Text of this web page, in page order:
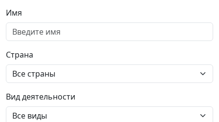
Имя
Страна
Вид деятельности